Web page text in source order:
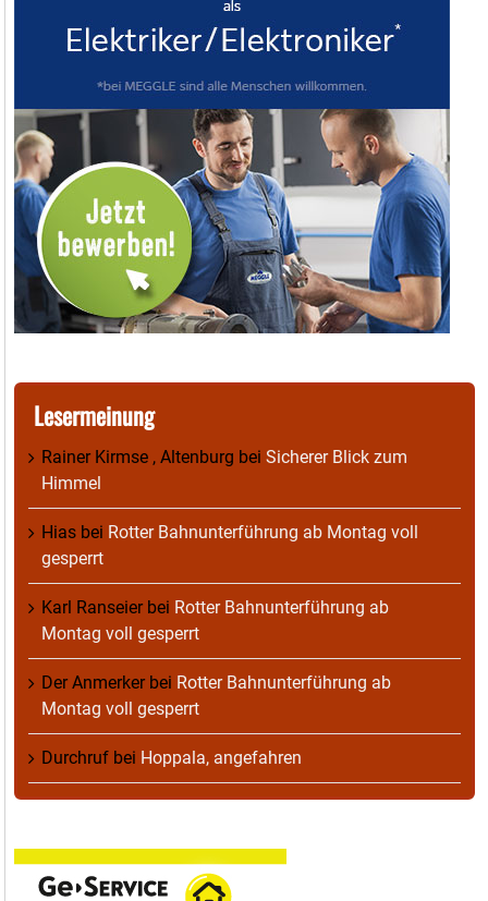
Lesermeinung
Rainer Kirmse , Altenburg bei Sicherer Blick zum
Himmel
Hias bei Rotter Bahnunterführung ab Montag voll
gesperrt
Karl Ranseierbei Rotter Bahnunterführung ab
Montag voll gesperrt
Der Anmerkerbei Rotter Bahnunterführung ab
Montag voll gesperrt
Durchruf bei Hoppala, angefahren